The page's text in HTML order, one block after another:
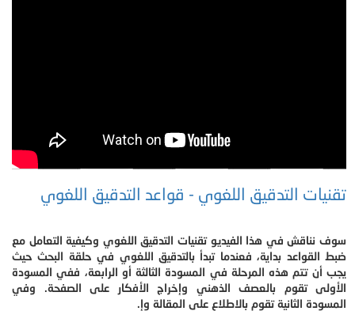
تقنيات التدقيق اللغوي - قواعد التدقيق اللغوي
سوف نناقش في هذا الفيديو تقنيات التدقيق اللغوي وكيفية التعامل مع
ضبط القواعد بداية، فعندما تبدأ بالتدقيق اللغوي في حلقة البحث حيث
يجب أن تتم هذه المرحلة في المسودة الثالثة أو الرابعة، ففي المسودة
الأولى تقوم بالعصف الذهني وإخراج الأفكار على الصفحة. وفي
المسودة الثانية تقوم بالاطلاع على المقالة وإ.